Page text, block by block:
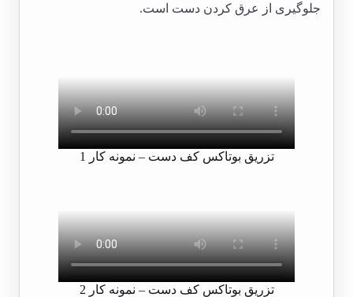
جلوگیری از عرق کردن دست است.
تزریق بوتاکس کف دست – نمونه کار 1
تزریق بوتاکس کف دست – نمونه کار 2